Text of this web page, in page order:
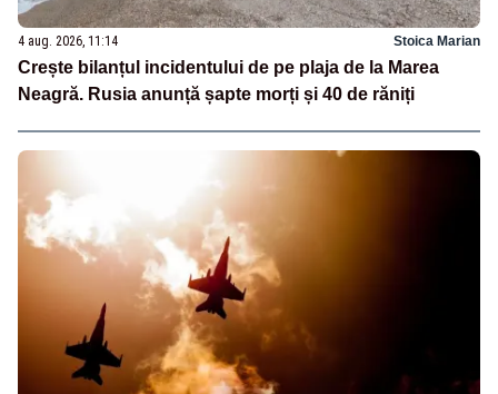
4 aug. 2026, 11:14 Stoica Marian
Crește bilanțul incidentului de pe plaja de la Marea
Neagră. Rusia anunță șapte morți și 40 de răniți